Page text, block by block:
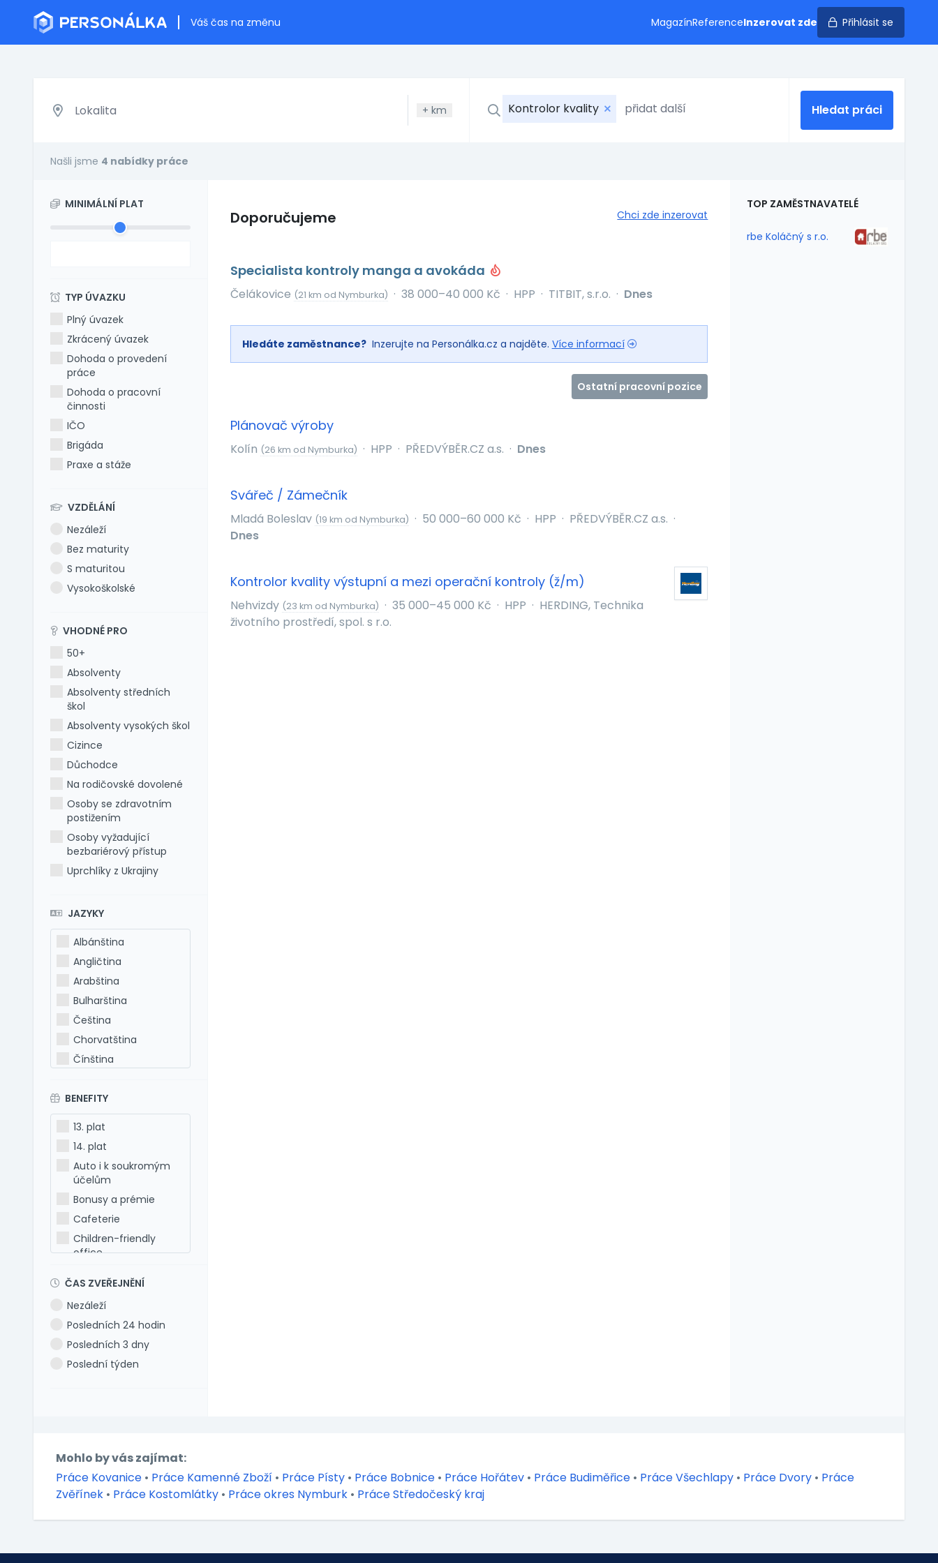
Váš čas na změnu MagazínReferenceInzerovat zde Přihlásit se
+ km Kontrolor kvality Hledat práci
Našli jsme 4 nabídky práce
MINIMÁLNÍ PLAT
TYP ÚVAZKU
Plný úvazek
Zkrácený úvazek
Dohoda o provedení
práce
Dohoda o pracovní
činnosti
IČO
Brigáda
Praxe a stáže
VZDĚLÁNÍ
Nezáleží
Bez maturity
S maturitou
Vysokoškolské
VHODNÉ PRO
50+
Absolventy
Absolventy středních
škol
Absolventy vysokých škol
Cizince
Důchodce
Na rodičovské dovolené
Osoby se zdravotním
postižením
Osoby vyžadující
bezbariérový přístup
Uprchlíky z Ukrajiny
JAZYKY
Albánština
Angličtina
Arabština
Bulharština
Čeština
Chorvatština
Čínština
Francouzština
Hebrejština
Holandština
Italština
Japonština
Latina
Litevština
Lotyšština
Maďarština
Makedonština
Polština
Portugalština
Rumunština
Ruština
Turečtina
Ukrajinština
Uzbečtina
BENEFITY
13. plat
14. plat
Auto i k soukromým
účelům
Bonusy a prémie
Cafeterie
Children-friendly
office
Dovolená 6 týdnů
Dovolená navíc
Firemní akce
Firemní fitness
Mimo okres bydliště
Mobilní telefon
ČAS ZVEŘEJNĚNÍ
Nezáleží
Posledních 24 hodin
Posledních 3 dny
Poslední týden
Doporučujeme Chci zde inzerovat
Specialista kontroly manga a avokáda
Čelákovice (21 km od Nymburka) · 38 000–40 000 Kč · HPP · TITBIT, s.r.o. · Dnes
Hledáte zaměstnance? Inzerujte na Personálka.cz a najděte. Více informací
Ostatní pracovní pozice
Plánovač výroby
Kolín (26 km od Nymburka) · HPP · PŘEDVÝBĚR.CZ a.s. · Dnes
Svářeč / Zámečník
Mladá Boleslav (19 km od Nymburka) · 50 000–60 000 Kč · HPP · PŘEDVÝBĚR.CZ a.s. ·
Dnes
Kontrolor kvality výstupní a mezi operační kontroly (ž/m)
Nehvizdy (23 km od Nymburka) · 35 000–45 000 Kč · HPP · HERDING, Technika
životního prostředí, spol. s r.o.
TOP ZAMĚSTNAVATELÉ
rbe Koláčný s r.o.
Mohlo by vás zajímat:
Práce Kovanice • Práce Kamenné Zboží • Práce Písty • Práce Bobnice • Práce Hořátev • Práce Budiměřice • Práce Všechlapy • Práce Dvory • Práce
Zvěřínek • Práce Kostomlátky • Práce okres Nymburk • Práce Středočeský kraj